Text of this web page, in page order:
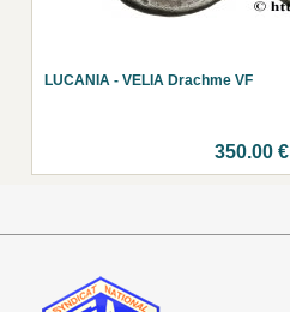
LUCANIA - VELIA Drachme VF
350.00 €